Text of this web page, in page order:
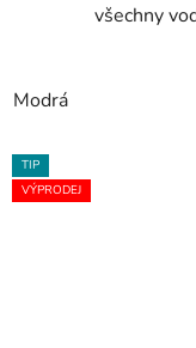
všechny
Modrá
TIP
VÝPRODEJ